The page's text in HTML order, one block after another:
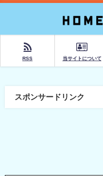
RSS 当サイトについて
スポンサードリンク